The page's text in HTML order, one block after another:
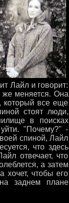
Лайл и говорит:
же меняется. Она
который все еще
стоят люди,
в поисках
"Почему?" -
спиной, Лайл
что здесь
отвечает, что
а затем
хочет, чтобы его
заднем плане